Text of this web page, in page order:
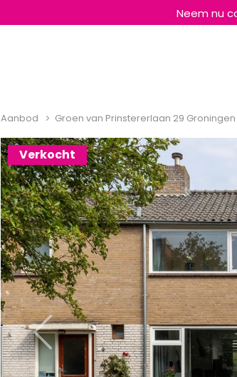
Neem nu
Aanbod Groen van Prinstererlaan 29 Groningen
Verkocht
Previous